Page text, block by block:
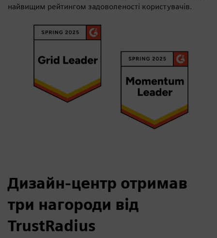
найвищим рейтингом задоволеності користувачів.
Дизайн-центр отримав
три нагороди від
TrustRadius